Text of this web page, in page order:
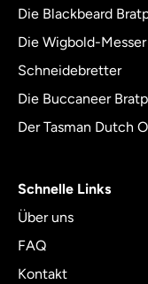
Die Blackbeard
Die Wigbold-Messer
Schneidebretter
Die Buccaneer
Der Tasman Dutch
Schnelle Links
Über uns
FAQ
Kontakt